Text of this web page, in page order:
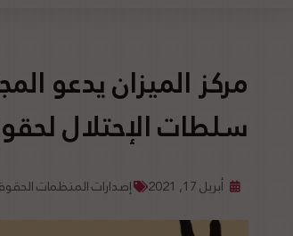
مركز الميزان يدعو
سلطات الإحتلال
أبريل 17, 2021 إصدارات المنظمات